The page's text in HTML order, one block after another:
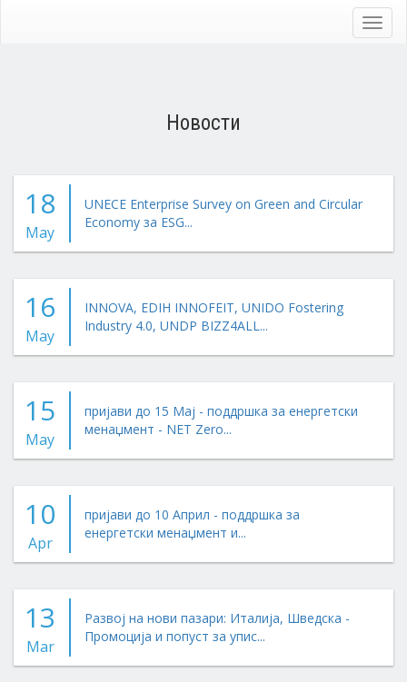
Новости
18
May
UNECE Enterprise Survey on Green and Circular
Economy за ESG...
16
May
INNOVA, EDIH INNOFEIT, UNIDO Fostering
Industry 4.0, UNDP BIZZ4ALL...
15
May
пријави до 15 Мај - поддршка за енергетски
менаџмент - NET Zero...
10
Apr
пријави до 10 Април - поддршка за
енергетски менаџмент и...
13
Mar
Развој на нови пазари: Италија, Шведска -
Промоција и попуст за упис...